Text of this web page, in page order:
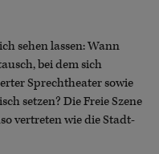
sehen lassen: Wann
bei dem sich
Sprechtheater sowie
setzen? Die Freie Szene
vertreten wie die Stadt-